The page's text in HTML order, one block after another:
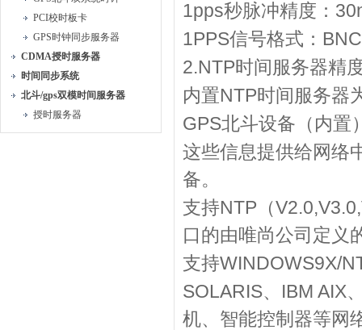
PCI校时板卡
GPS时钟同步服务器
CDMA授时服务器
时间同步系统
北斗/gps双模时间服务器
授时服务器
1pps秒脉冲精度：
1PPS信号格式： BNC
2.NTP时间服务器精
内置NTP时间服务器
GPS北斗设备（内置
这些信息提供给网络
备。
支持NTP （
口的由唯尚公司定义
支持WINDOWS9X/
SOLARIS、 IBM AIX
机、智能控制器等网